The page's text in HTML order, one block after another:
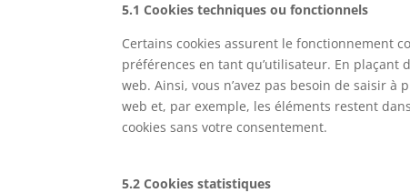
5.1 Cookies techniques ou fonctionnels
Certains cookies assurent le fonctionnement
préférences en tant qu’utilisateur. En plaçant
web. Ainsi, vous n’avez pas besoin de saisir
web et, par exemple, les éléments restent
cookies sans votre consentement.
5.2 Cookies statistiques